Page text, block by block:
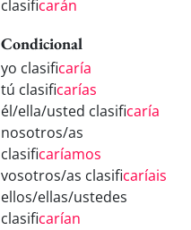
clasificarán
Condicional
yo clasificaría
tú clasificarías
él/ella/usted clasificaría
nosotros/as
clasificaríamos
vosotros/as clasificaríais
ellos/ellas/ustedes
clasificarían